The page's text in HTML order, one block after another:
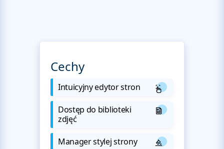
Cechy
Intuicyjny edytor stron
Dostęp do biblioteki
zdjęć
Manager stylej strony